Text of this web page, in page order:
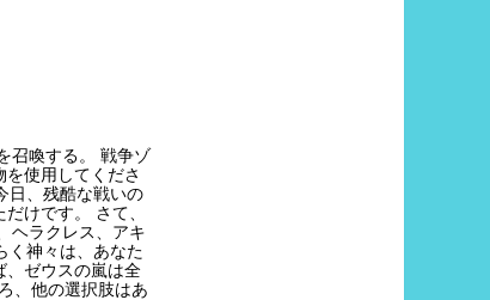
召喚する。 戦争ゾ
使用してくださ
日、残酷な戦いの
けです。 さて、
ヘラクレス、アキ
く神々は、あなた
、ゼウスの嵐は全
、他の選択肢はあ